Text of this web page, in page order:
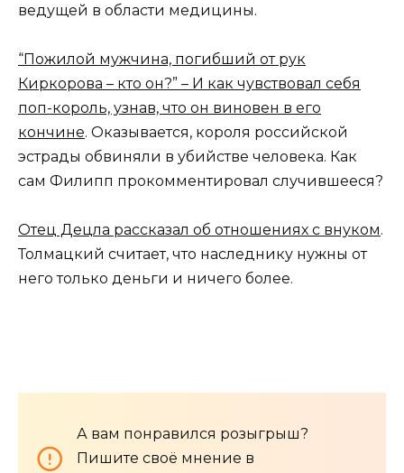
ведущей в области медицины.
“Пожилой мужчина, погибший от рук
Киркорова – кто он?” – И как чувствовал себя
поп-король, узнав, что он виновен в его
кончине. Оказывается, короля российской
эстрады обвиняли в убийстве человека. Как
сам Филипп прокомментировал случившееся?
Отец Децла рассказал об отношениях с внуком.
Толмацкий считает, что наследнику нужны от
него только деньги и ничего более.
А вам понравился розыгрыш?
Пишите своё мнение в